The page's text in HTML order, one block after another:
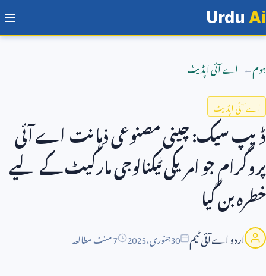
Urdu Ai
ہوم اے آئی اپڈیٹ
اے آئی اپڈیٹ
ڈیپ سیک: چینی مصنوعی ذہانت اے آئی
پروگرام جو امریکی ٹیکنالوجی مارکیٹ کے لیے
خطرہ بن گیا
اردو اے آئی ٹیم 30جنوری،2025 7 منٹ مطالعہ